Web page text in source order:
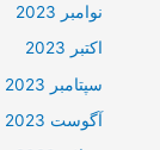
نوامبر 2023
اکتبر 2023
سپتامبر 2023
آگوست 2023